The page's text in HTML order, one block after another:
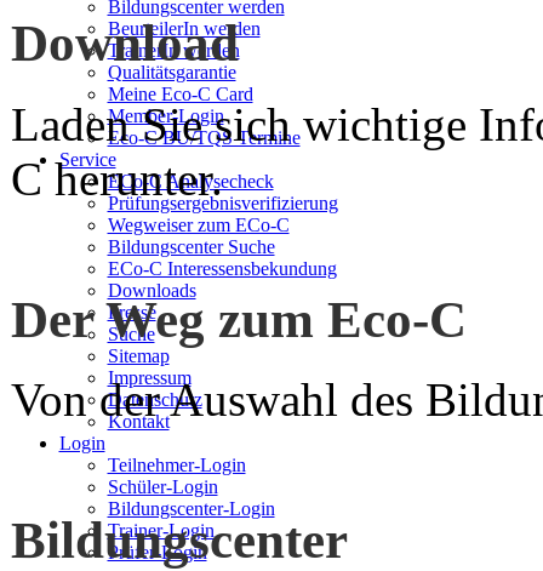
Bildungscenter werden
BeurteilerIn werden
TrainerIn werden
Qualitätsgarantie
Meine Eco-C Card
Member-Login
Eco-C BU/TQS Termine
Service
ECo-C Analysecheck
Prüfungsergebnisverifizierung
Wegweiser zum ECo-C
Bildungscenter Suche
ECo-C Interessensbekundung
Downloads
Presse
Suche
Sitemap
Impressum
Datenschutz
Kontakt
Login
Teilnehmer-Login
Schüler-Login
Bildungscenter-Login
Trainer-Login
Prüfer-Login
Download
Laden Sie sich wichtige
C herunter.
Der Weg zum Eco-C
Von der Auswahl des
Bildungscenter